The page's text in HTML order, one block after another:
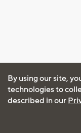
By using our site,
technologies to
described in our